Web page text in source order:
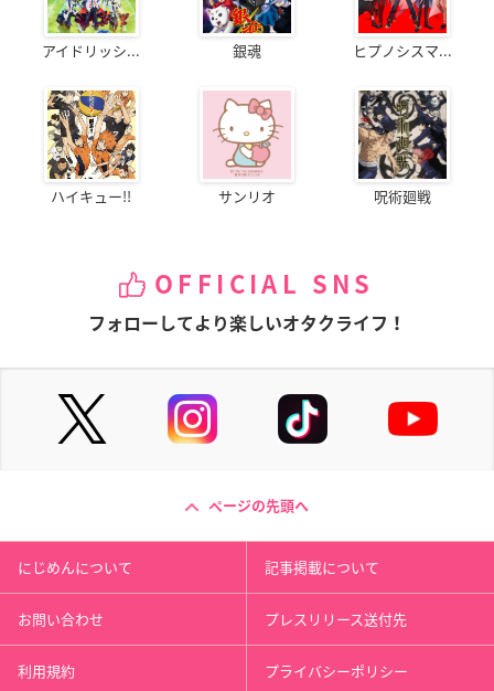
アイドリッシ... 銀魂 ヒプノシスマ...
ハイキュー!! サンリオ 呪術廻戦
OFFICIAL SNS
フォローしてより楽しいオタクライフ！
ページの先頭へ
にじめんについて 記事掲載について
お問い合わせ プレスリリース送付先
利用規約 プライバシーポリシー